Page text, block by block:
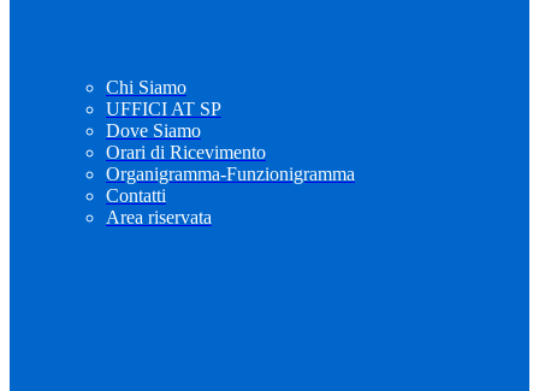
Chi Siamo
UFFICI AT SP
Dove Siamo
Orari di Ricevimento
Organigramma-Funzionigramma
Contatti
Area riservata